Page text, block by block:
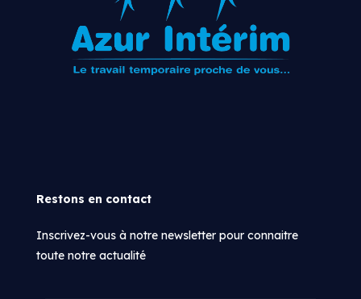
Restons en contact
Inscrivez-vous à notre newsletter pour connaitre
toute notre actualité